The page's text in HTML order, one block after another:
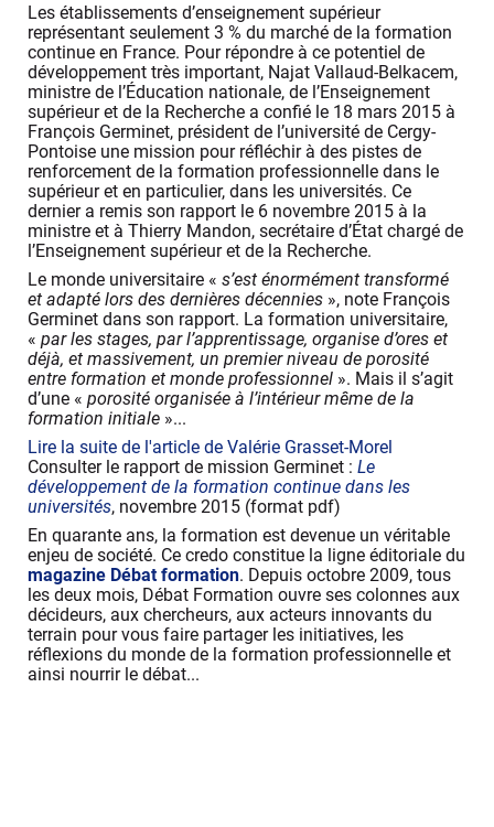
Les établissements d’enseignement supérieur
représentant seulement 3 % du marché de la formation
continue en France. Pour répondre à ce potentiel de
développement très important, Najat Vallaud-Belkacem,
ministre de l’Éducation nationale, de l’Enseignement
supérieur et de la Recherche a confié le 18 mars 2015 à
François Germinet, président de l’université de Cergy-
Pontoise une mission pour réfléchir à des pistes de
renforcement de la formation professionnelle dans le
supérieur et en particulier, dans les universités. Ce
dernier a remis son rapport le 6 novembre 2015 à la
ministre et à Thierry Mandon, secrétaire d’État chargé de
l’Enseignement supérieur et de la Recherche.
Le monde universitaire «s’est énormément transformé
et adapté lors des dernières décennies », note François
Germinet dans son rapport. La formation universitaire,
«par les stages, par l’apprentissage, organise d’ores et
déjà, et massivement, un premier niveau de porosité
entre formation et monde professionnel ». Mais il s’agit
d’une «porosité organisée à l’intérieur même de la
formation initiale »...
Lire la suite de l'article de Valérie Grasset-Morel
Consulter le rapport de mission Germinet :Le
développement de la formation continue dans les
universités, novembre 2015 (format pdf)
En quarante ans, la formation est devenue un véritable
enjeu de société. Ce credo constitue la ligne éditoriale du
magazine Débat formation. Depuis octobre 2009, tous
les deux mois, Débat Formation ouvre ses colonnes aux
décideurs, aux chercheurs, aux acteurs innovants du
terrain pour vous faire partager les initiatives, les
réflexions du monde de la formation professionnelle et
ainsi nourrir le débat...